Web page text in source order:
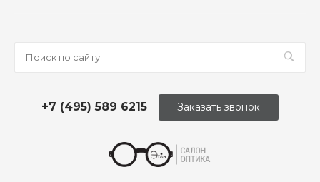
+7 (495) 589 6215 Заказать звонок